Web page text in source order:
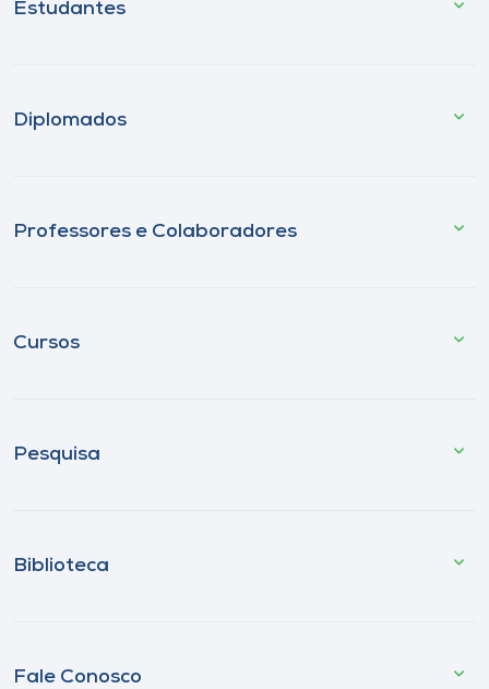
Estudantes
Diplomados
Professores e Colaboradores
Cursos
Pesquisa
Biblioteca
Fale Conosco